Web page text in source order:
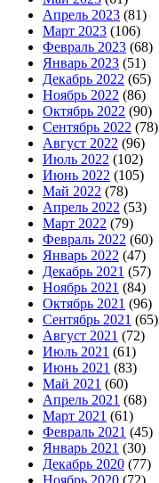
Апрель 2023 (81)
Март 2023 (106)
Февраль 2023 (68)
Январь 2023 (51)
Декабрь 2022 (65)
Ноябрь 2022 (86)
Октябрь 2022 (90)
Сентябрь 2022 (78)
Август 2022 (96)
Июль 2022 (102)
Июнь 2022 (105)
Май 2022 (78)
Апрель 2022 (53)
Март 2022 (79)
Февраль 2022 (60)
Январь 2022 (47)
Декабрь 2021 (57)
Ноябрь 2021 (84)
Октябрь 2021 (96)
Сентябрь 2021 (65)
Август 2021 (72)
Июль 2021 (61)
Июнь 2021 (83)
Май 2021 (60)
Апрель 2021 (68)
Март 2021 (61)
Февраль 2021 (45)
Январь 2021 (30)
Декабрь 2020 (77)